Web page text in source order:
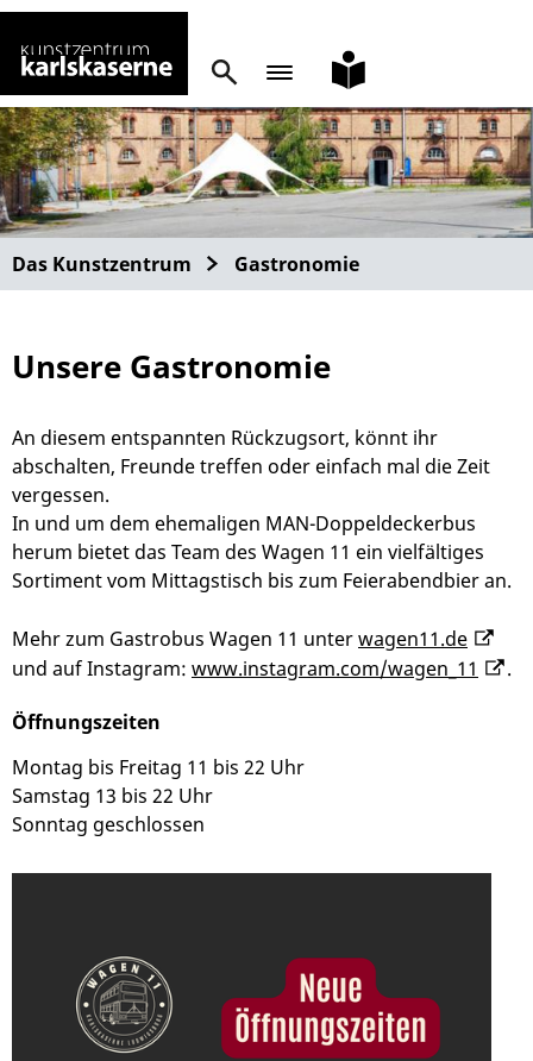
leichte
Sprache
Das Kunstzentrum Gastronomie
Unsere Gastronomie
An diesem entspannten Rückzugsort, könnt ihr
abschalten, Freunde treffen oder einfach mal die Zeit
vergessen.
In und um dem ehemaligen MAN-Doppeldeckerbus
herum bietet das Team des Wagen 11 ein vielfältiges
Sortiment vom Mittagstisch bis zum Feierabendbier an.
Mehr zum Gastrobus Wagen 11 unterwagen11.de
und auf Instagram: www.instagram.com/wagen_11 .
Öffnungszeiten
Montag bis Freitag 11 bis 22 Uhr
Samstag 13 bis 22 Uhr
Sonntag geschlossen